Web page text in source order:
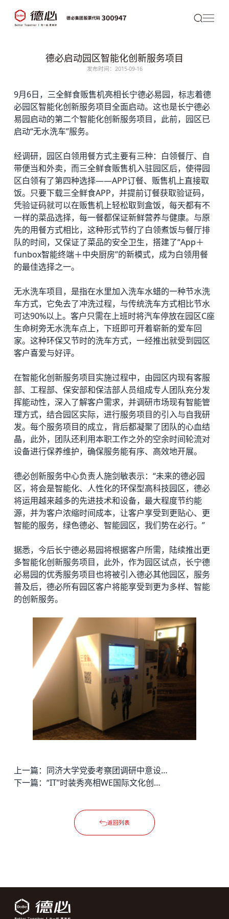
德必启动园区智能化创新服务项目
发布时间：2015-09-16
9月6日，三全鲜食贩售机亮相长宁德必易园，标志着德
必园区智能化创新服务项目全面启动。这也是长宁德必
易园启动的第二个智能化创新服务项目，此前，园区已
启动“无水洗车”服务。
经调研，园区白领用餐方式主要有三种：白领餐厅、自
带便当和外卖，而三全鲜食贩售机入驻园区后，使得园
区白领有了第四种选择——APP订餐、贩售机上直接取
饭。只要下载三全鲜食APP，并提前订餐获取验证码，
凭验证码就可以在贩售机上轻松取到盒饭，每天都有不
一样的菜品选择，每一餐都保证新鲜营养与健康。与原
先的用餐方式相比，这种形式节约了白领煮饭与餐厅排
队的时间，又保证了菜品的安全卫生，搭建了“App＋
funbox智能终端＋中央厨房”的新模式，成为白领用餐
的最佳选择之一。
无水洗车项目，是指在水里加入洗车水蜡的一种节水洗
车方式，它免去了冲洗过程，与传统洗车方式相比节水
可达90%以上。客户只需在上班时将汽车停放在园区C座
生命树旁无水洗车点上，下班即可开着崭新的爱车回
家。这种环保又节时的洗车方式，一经推出就受到园区
客户喜爱与好评。
在智能化创新服务项目实施过程中，由园区内现有客服
部、工程部、保安部和保洁部人员组成专人团队充分发
挥能动性，深入了解客户需求，并调研市场现有智能管
理方式，结合园区实际，进行服务项目的引入与自我研
发。每个服务项目的成立，背后都凝聚了团队的心血结
晶，此外，团队还利用本职工作之外的空余时间轮流对
设备进行保养维护，确保服务能有序、高效地开展。
德必创新服务中心负责人施剑敏表示：“未来的德必园
区，将会是智能化、人性化的环保型高科技园区，德必
将运用越来越多的先进技术和设备，最大程度节约能
源，并为客户浓缩时间成本，让客户享受到更贴心、更
智能的服务，绿色德必、智能园区，我们势在必行。”
据悉，今后长宁德必易园将根据客户所需，陆续推出更
多智能化创新服务项目，此外，作为园区试点，长宁德
必易园的优秀服务项目也将被引入德必其他园区，服务
普及后，德必所有园区客户将能享受到更为多样、智能
的创新服务。
上一篇：
同济大学党委考察团调研中意设计交流中心同济大学佛罗伦萨校区
下一篇：
“IT”时装秀亮相WE国际文化创意中心（外滩）
返回列表